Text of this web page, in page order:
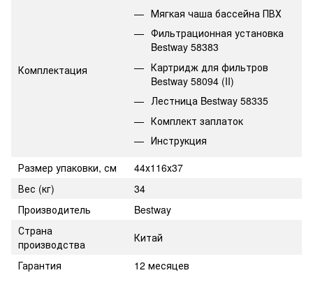
Комплектация
Мягкая чаша бассейна ПВХ
Фильтрационная установка
Bestway 58383
Картридж для фильтров
Bestway 58094 (II)
Лестница Bestway 58335
Комплект заплаток
Инструкция
Размер упаковки, см
44х116х37
Вес (кг)
34
Производитель
Bestway
Страна
производства
Китай
Гарантия
12 месяцев